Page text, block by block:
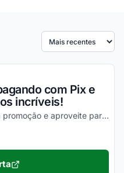
Ordenar por
com Pix e
incríveis!
Confira todos os detalhes dessa promoção e aproveite para economizar da melhor maneira possível!